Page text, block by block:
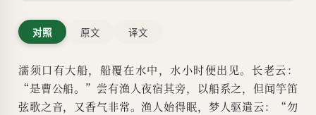
对照 原文 译文
濡须口有大船，船覆在水中，水小时便出见。长老云：
“是曹公船。”尝有渔人夜宿其旁，以船系之，但闻竽笛
弦歌之音，又香气非常。渔人始得眠，梦人驱遣云：“勿